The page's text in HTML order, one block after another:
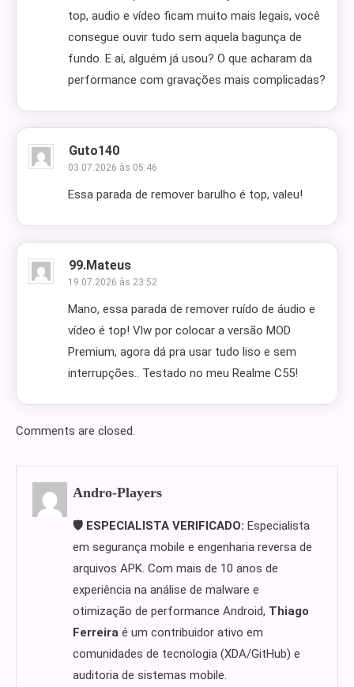
top, audio e vídeo ficam muito mais legais, você
consegue ouvir tudo sem aquela bagunça de
fundo. E aí, alguém já usou? O que acharam da
performance com gravações mais complicadas?
Guto140
03.07.2026 às 05:46
Essa parada de remover barulho é top, valeu!
99.mateus
19.07.2026 às 23:52
Mano, essa parada de remover ruído de áudio e
vídeo é top! Vlw por colocar a versão MOD
Premium, agora dá pra usar tudo liso e sem
interrupções.. Testado no meu Realme C55!
Comments are closed.
Andro-Players
🛡️ ESPECIALISTA VERIFICADO: Especialista
em segurança mobile e engenharia reversa de
arquivos APK. Com mais de 10 anos de
experiência na análise de malware e
otimização de performance Android, Thiago
Ferreira é um contribuidor ativo em
comunidades de tecnologia (XDA/GitHub) e
auditoria de sistemas mobile.